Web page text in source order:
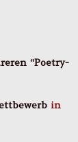
“Poetry-
in